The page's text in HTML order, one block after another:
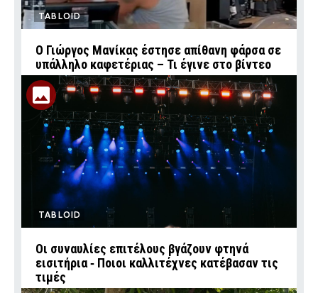
TABLOID
Ο Γιώργος Μανίκας έστησε απίθανη φάρσα σε
υπάλληλο καφετέριας – Τι έγινε στο βίντεο
TABLOID
Οι συναυλίες επιτέλους βγάζουν φτηνά
εισιτήρια ‑ Ποιοι καλλιτέχνες κατέβασαν τις
τιμές